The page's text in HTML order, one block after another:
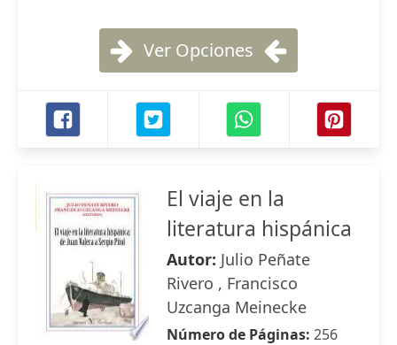
Ver Opciones
El viaje en la
literatura hispánica
Autor: Julio Peñate
Rivero , Francisco
Uzcanga Meinecke
Número de Páginas: 256